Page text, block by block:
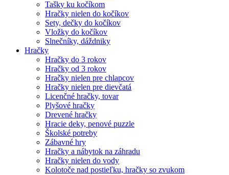
Tašky ku kočíkom
Hračky nielen do kočíkov
Sety, dečky do kočíkov
Vložky do kočíkov
Slnečníky, dáždniky
Hračky
Hračky do 3 rokov
Hračky od 3 rokov
Hračky nielen pre chlapcov
Hračky nielen pre dievčatá
Licenčné hračky, tovar
Plyšové hračky
Drevené hračky
Hracie deky, penové puzzle
Školské potreby
Zábavné hry
Hračky a nábytok na záhradu
Hračky nielen do vody
Kolotoče nad postieľku, hračky so zvukom